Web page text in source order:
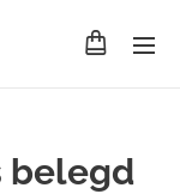
belegd